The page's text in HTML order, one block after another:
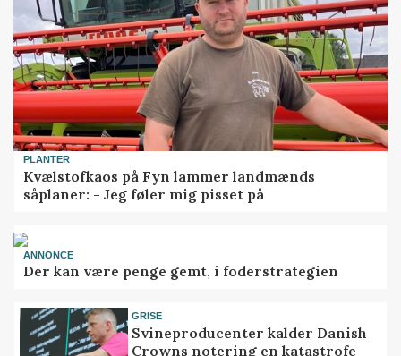
PLANTER
Kvælstofkaos på Fyn lammer landmænds
såplaner: - Jeg føler mig pisset på
ANNONCE
Der kan være penge gemt, i foderstrategien
GRISE
Svineproducenter kalder Danish
Crowns notering en katastrofe